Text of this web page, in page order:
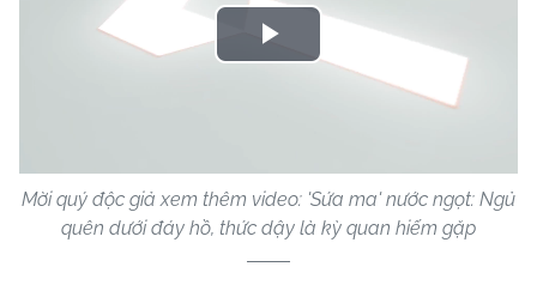
Play
Mời quý độc giả xem thêm video: 'Sứa ma' nước ngọt: Ngủ
quên dưới đáy hồ, thức dậy là kỳ quan hiếm gặp